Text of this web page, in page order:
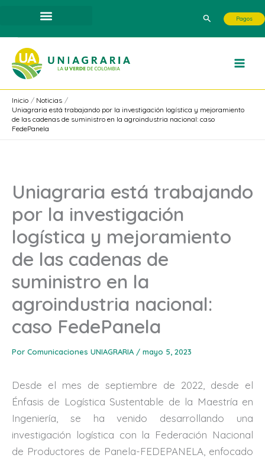
contenido
Buscar Pagos
Inicio
Noticias
Uniagraria está trabajando por la investigación logística y mejoramiento
de las cadenas de suministro en la agroindustria nacional: caso
FedePanela
Uniagraria está trabajando
por la investigación
logística y mejoramiento
de las cadenas de
suministro en la
agroindustria nacional:
caso FedePanela
Por Comunicaciones UNIAGRARIA / mayo 5, 2023
Desde el mes de septiembre de 2022, desde el
Énfasis de Logística Sustentable de la Maestría en
Ingeniería, se ha venido desarrollando una
investigación logística con la Federación Nacional
de Productores de Panela-FEDEPANELA, enfocado